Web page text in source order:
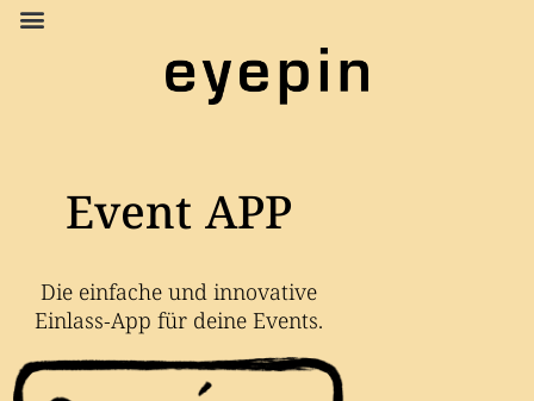
Event APP
Die einfache und innovative
Einlass-App für deine Events.